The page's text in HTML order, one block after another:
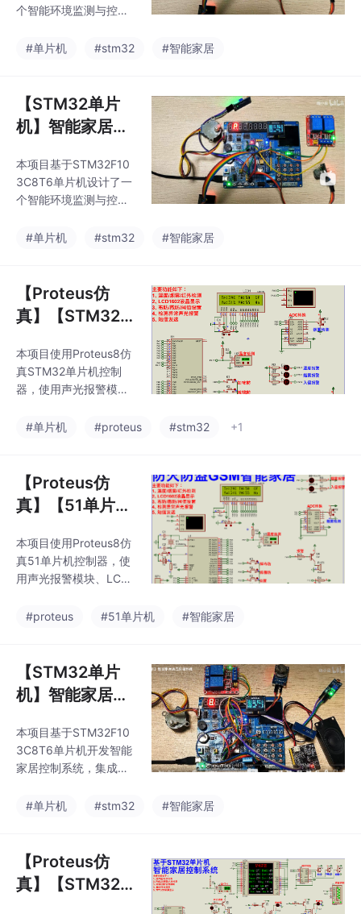
在遇到障碍物倒退是水
后水泵开始喷洒，当水
续运行，直到喷洒完成
后，机
个智能环境监测与控制
感器（温湿度、空气质
时显示。具备自动和手
动两种控制模式：自动
模式下根据预设阈值控
手动模式可通过按键直
接操控设备。系统通过E
SP8266模块将数据上
远程监控和设备控制。
采集与显示等核心功
能，
#单片机 #stm32 #智能家居
【STM32单片
机】智能家居控
智云
本项目基于STM32F10
3C8T6单片机设计了一
个智能环境监测与控制
感器（温湿度、空气质
时显示。具备自动和手
动两种控制模式：自动
模式下根据预设阈值控
手动模式可通过按键直
接操控设备。系统通过E
SP8266模块将数据上
远程监控和设备控制。
采集与显示等核心功
能，
#单片机 #stm32 #智能家居
【Proteus仿
真】【STM32
盗GSM智能家居
设计
本项目使用Proteus8仿
真STM32单片机控制
器，使用声光报警模
块、DS18B20温度、烟
块、红外检测模块等。
主要功能：系统运行
后，LCD1602显示温度
的温度及烟雾浓度；当
检测温度或烟雾浓度高
于设置的温度或烟雾阈
过按键K3进入阈值设置
#单片机 #proteus #stm32 +1
【Proteus仿
真】【51单片
M智能家居设计
本项目使用Proteus8仿
真51单片机控制器，使
用声光报警模块、LCD1
0温度、烟雾传感器模
模块等。主要功能：系
统运行后，LCD1602显
示温度和MQ2烟雾传感
度；当检测温度或烟雾
浓度高于设置的温度或
烟雾阈值，则声光报
阈值设置模式，K1和K2
#proteus #51单片机 #智能家居
【STM32单片
机】智能家居语
本项目基于STM32F10
3C8T6单片机开发智能
家居控制系统，集成多
块，实现环境监测与设
照和烟雾数据，支持自
动/手动/语音三种控制
模式：自动模式下根据
#单片机 #stm32 #智能家居
【Proteus仿
真】【STM32